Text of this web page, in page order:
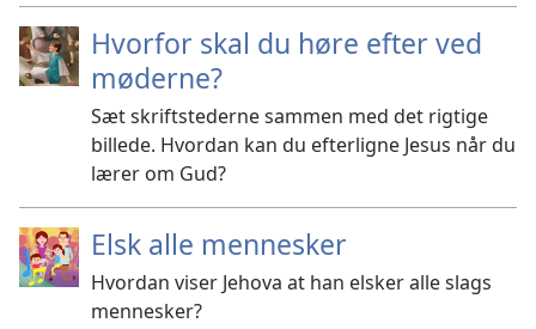
Hvorfor skal du høre efter ved
møderne?
Sæt skriftstederne sammen med det rigtige
billede. Hvordan kan du efterligne Jesus når du
lærer om Gud?
Elsk alle mennesker
Hvordan viser Jehova at han elsker alle slags
mennesker?